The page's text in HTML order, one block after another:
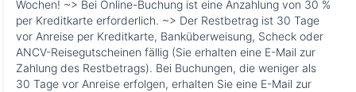
Wochen! ~> Bei Online-Buchung ist eine Anzahlung von 30 %
per Kreditkarte erforderlich. ~> Der Restbetrag ist 30 Tage
vor Anreise per Kreditkarte, Banküberweisung, Scheck oder
ANCV-Reisegutscheinen fällig (Sie erhalten eine E-Mail zur
Zahlung des Restbetrags). Bei Buchungen, die weniger als
30 Tage vor Anreise erfolgen, erhalten Sie eine E-Mail zur